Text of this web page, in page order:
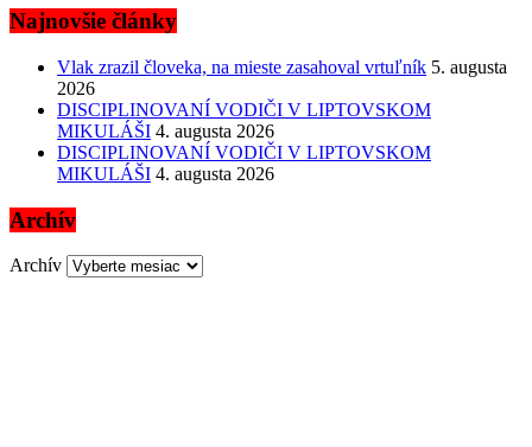
Najnovšie články
Vlak zrazil človeka, na mieste zasahoval vrtuľník 5. augusta
2026
DISCIPLINOVANÍ VODIČI V LIPTOVSKOM
MIKULÁŠI 4. augusta 2026
DISCIPLINOVANÍ VODIČI V LIPTOVSKOM
MIKULÁŠI 4. augusta 2026
Archív
Archív